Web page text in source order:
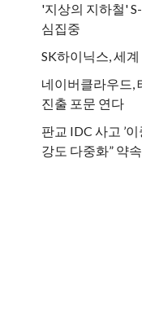
'지상의 지하철'
심집중
SK하이닉스, 세
네이버클라우드,
진출 포문 연다
판교 IDC 사고 ’
강도 다중화” 약속